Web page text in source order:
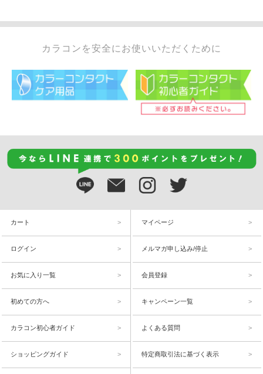
カラコンを安全にお使いいただくために
カート マイページ
ログイン メルマガ申し込み/停止
お気に入り一覧 会員登録
初めての方へ キャンペーン一覧
カラコン初心者ガイド よくある質問
ショッピングガイド 特定商取引法に基づく表示